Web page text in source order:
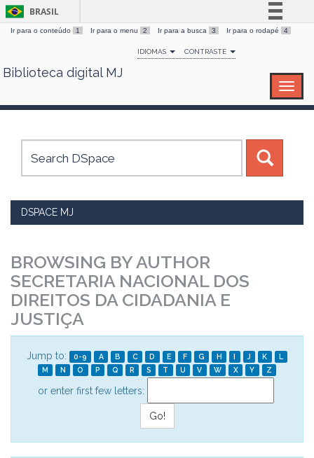
Skip
BRASIL
Simplifique!
Comunica BR
Canais
Ir para o conteúdo 1 Ir para o menu 2 Ir para a busca 3 Ir para o rodapé 4
IDIOMAS CONTRASTE
Biblioteca digital MJ
DSPACE MJ
BROWSING BY AUTHOR
SECRETARIA NACIONAL DOS
DIREITOS DA CIDADANIA E
JUSTIÇA
Jump to: 0-9 A B C D E F G H I J K
L
M
N O P Q R S T U V W X Y Z
or enter first few letters: